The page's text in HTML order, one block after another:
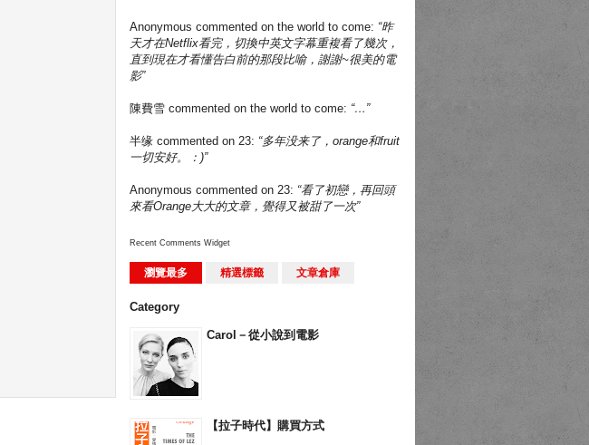
Anonymous commented on the world to come: “昨
天才在Netflix看完，切換中英文字幕重複看了幾次，
直到現在才看懂告白前的那段比喻，謝謝~很美的電
影”
陳費雪 commented on the world to come: “…”
半缘 commented on 23: “多年没来了，orange和fruit
一切安好。：)”
Anonymous commented on 23: “看了初戀，再回頭
來看Orange大大的文章，覺得又被甜了一次”
Recent Comments Widget
瀏覽最多 精選標籤 文章倉庫
Category
Carol－從小說到電影
【拉子時代】購買方式